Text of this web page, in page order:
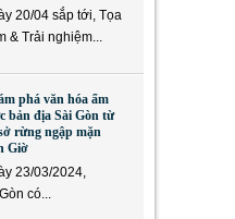
20/04 sắp tới, Tọa
& Trải nghiệm...
phá văn hóa ẩm
bản địa Sài Gòn từ
rừng ngập mặn
Giờ
23/03/2024,
có...